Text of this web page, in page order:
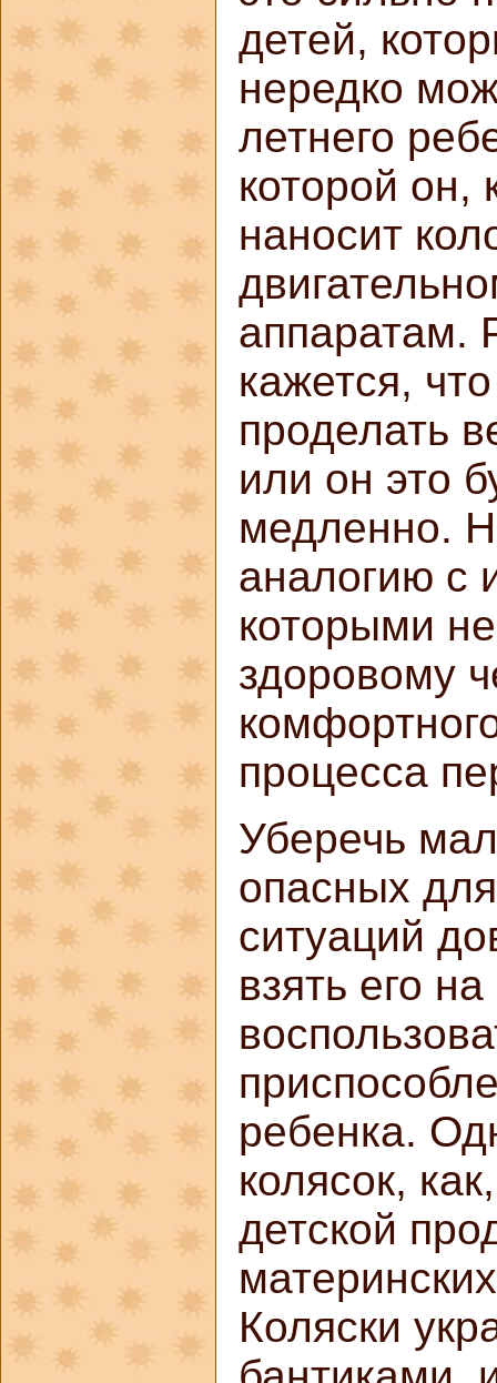
детей,
нередко
летнего
которой он,
наносит
аппаратам.
кажется,
проделать
или он это
медленно.
аналогию с
которыми
здоровому
процесса
Уберечь
опасных
ситуаций
взять его
ребенка.
колясок,
детской
Коляски